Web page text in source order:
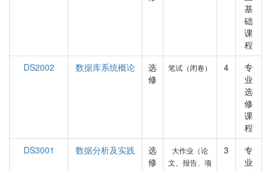
基
础
课
程
DS2002
数据库系统概论
选
修
笔试（闭卷） 4
专
业
选
修
课
程
DS3001
数据分析及实践
选
修
大作业（论
文、报告、项
3
专
业